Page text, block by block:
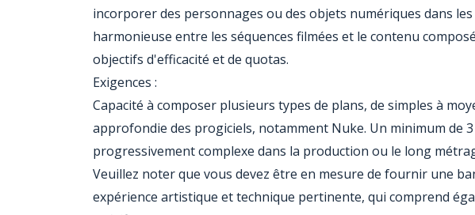
incorporer des personnages ou des objets numériques dans
harmonieuse entre les séquences filmées et le contenu
objectifs d'efficacité et de quotas.
Exigences :
Capacité à composer plusieurs types de plans, de simples à
approfondie des progiciels, notamment Nuke. Un minimum de
progressivement complexe dans la production ou le long
Veuillez noter que vous devez être en mesure de fournir une
expérience artistique et technique pertinente, qui comprend